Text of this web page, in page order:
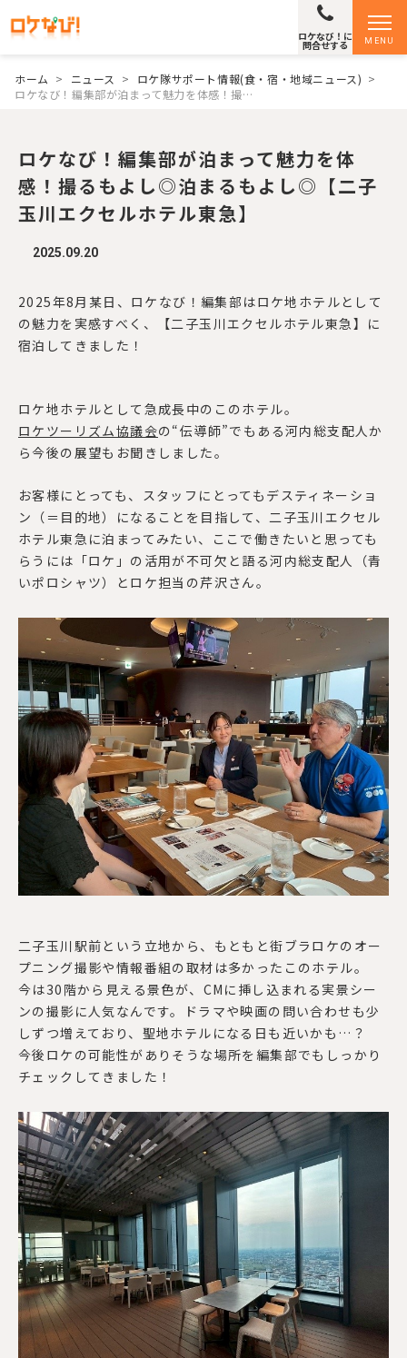
MENU
ロケなび！に
問合せする
ホーム > ニュース > ロケ隊サポート情報(食・宿・地域ニュース) >
ロケなび！編集部が泊まって魅力を体感！撮…
ロケなび！編集部が泊まって魅力を体
感！撮るもよし◎泊まるもよし◎【二子
玉川エクセルホテル東急】
2025.09.20
2025年8月某日、ロケなび！編集部はロケ地ホテルとして
の魅力を実感すべく、【二子玉川エクセルホテル東急】に
宿泊してきました！
ロケ地ホテルとして急成長中のこのホテル。
ロケツーリズム協議会の “伝導師”でもある河内総支配人か
ら今後の展望もお聞きしました。
お客様にとっても、スタッフにとってもデスティネーショ
ン（＝目的地）になることを目指して、二子玉川エクセル
ホテル東急に泊まってみたい、ここで働きたいと思っても
らうには「ロケ」の活用が不可欠と語る河内総支配人（青
いポロシャツ）とロケ担当の芹沢さん。
二子玉川駅前という立地から、もともと街ブラロケのオー
プニング撮影や情報番組の取材は多かったこのホテル。
今は30 階から見える景色が、 CM に挿し込まれる実景シー
ンの撮影に人気なんです。ドラマや映画の問い合わせも少
しずつ増えており、聖地ホテルになる日も近いかも … ？
今後ロケの可能性がありそうな場所を編集部でもしっかり
チェックしてきました！